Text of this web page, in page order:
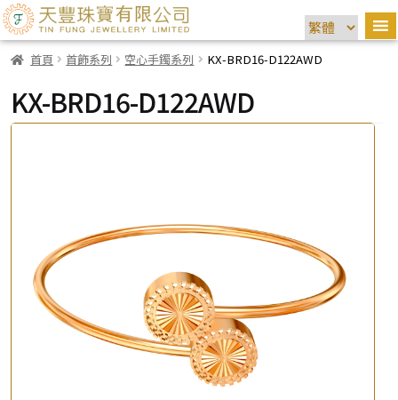
首頁 首飾系列 空心手鐲系列 KX-BRD16-D122AWD
KX-BRD16-D122AWD